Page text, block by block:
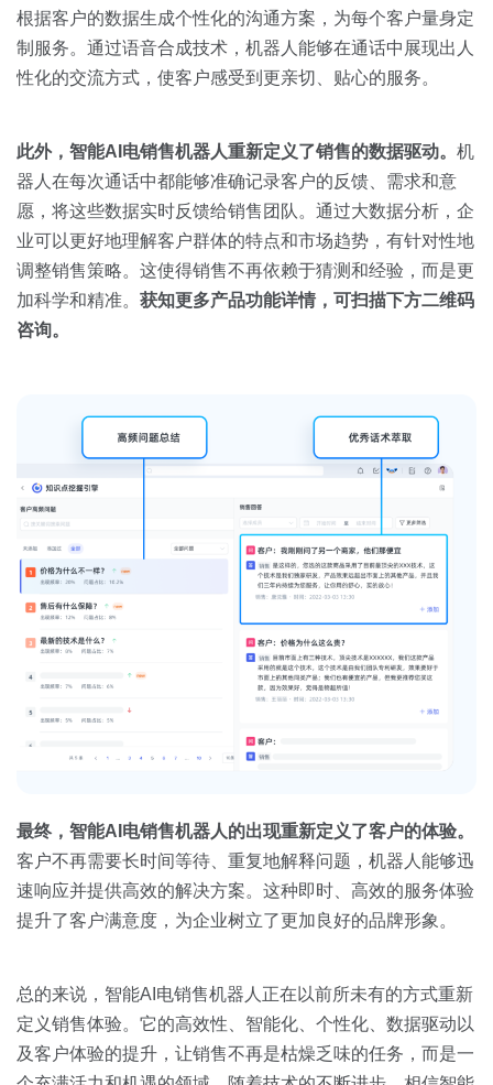
根据客户的数据生成个性化的沟通方案，为每个客户量身定
制服务。通过语音合成技术，机器人能够在通话中展现出人
性化的交流方式，使客户感受到更亲切、贴心的服务。
此外，智能AI电销售机器人重新定义了销售的数据驱动。 机
器人在每次通话中都能够准确记录客户的反馈、需求和意
愿，将这些数据实时反馈给销售团队。通过大数据分析，企
业可以更好地理解客户群体的特点和市场趋势，有针对性地
调整销售策略。这使得销售不再依赖于猜测和经验，而是更
加科学和精准。 获知更多产品功能详情，可扫描下方二维码
咨询。
最终，智能AI 电销售机器人的出现重新定义了客户的体验。
客户不再需要长时间等待、重复地解释问题，机器人能够迅
速响应并提供高效的解决方案。这种即时、高效的服务体验
提升了客户满意度，为企业树立了更加良好的品牌形象。
总的来说，智能AI电销售机器人正在以前所未有的方式重新
定义销售体验。它的高效性、智能化、个性化、数据驱动以
及客户体验的提升，让销售不再是枯燥乏味的任务，而是一